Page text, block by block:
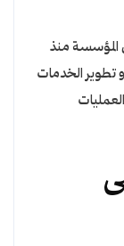
منذ
تطوير الخدمات